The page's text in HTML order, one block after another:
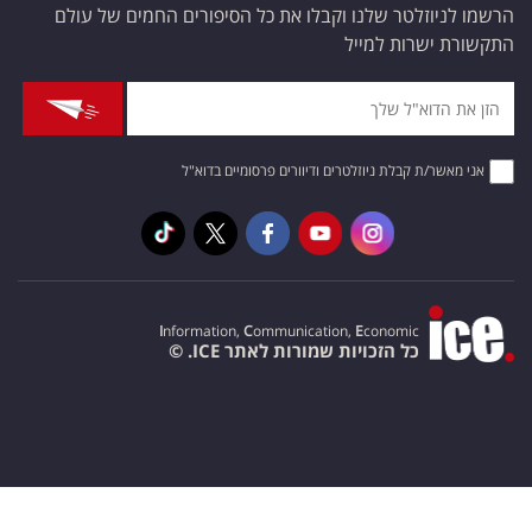
הרשמו לניוזלטר שלנו וקבלו את כל הסיפורים החמים של עולם
התקשורת ישרות למייל
אני מאשר/ת קבלת ניוזלטרים ודיוורים פרסומיים בדוא"ל
Information, Communication, Economic
כל הזכויות שמורות לאתר ICE. ©